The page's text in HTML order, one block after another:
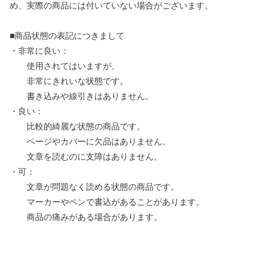
め、実際の商品には付いていない場合がございます。
■商品状態の表記につきまして
・非常に良い：
使用されてはいますが、
非常にきれいな状態です。
書き込みや線引きはありません。
・良い：
比較的綺麗な状態の商品です。
ページやカバーに欠品はありません。
文章を読むのに支障はありません。
・可：
文章が問題なく読める状態の商品です。
マーカーやペンで書込があることがあります。
商品の痛みがある場合があります。